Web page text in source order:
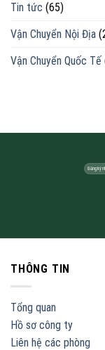
Tin tức (65)
Vận Chuyển Nội Địa
Vận Chuyển Quốc Tế
THÔNG TIN
Tổng quan
Hồ sơ công ty
Liên hệ các phòng